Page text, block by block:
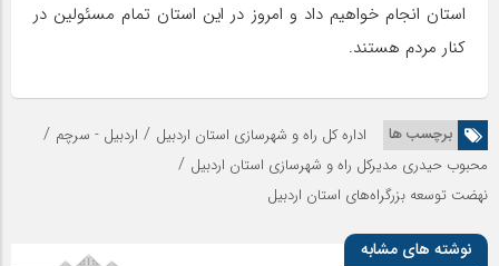
استان انجام خواهیم داد و امروز در این استان تمام مسئولین در
کنار مردم هستند.
برچسب ها اداره کل راه و شهرسازی استان اردبیل / اردبیل - سرچم /
محبوب حیدری مدیرکل راه و شهرسازی استان اردبیل /
نهضت توسعه بزرگراه‌های استان اردبیل
نوشته های مشابه